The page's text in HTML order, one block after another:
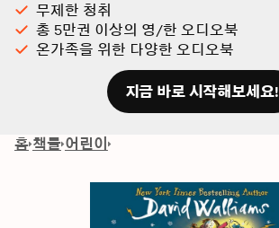
무제한 청취
총 5만권 이상의 영/한 오디오북
온가족을 위한 다양한 오디오북
지금 바로 시작해보세요!
홈 책들 어린이